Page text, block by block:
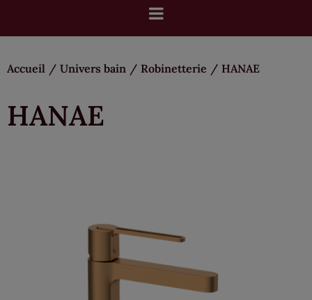
Accueil / Univers bain / Robinetterie / HANAE
HANAE